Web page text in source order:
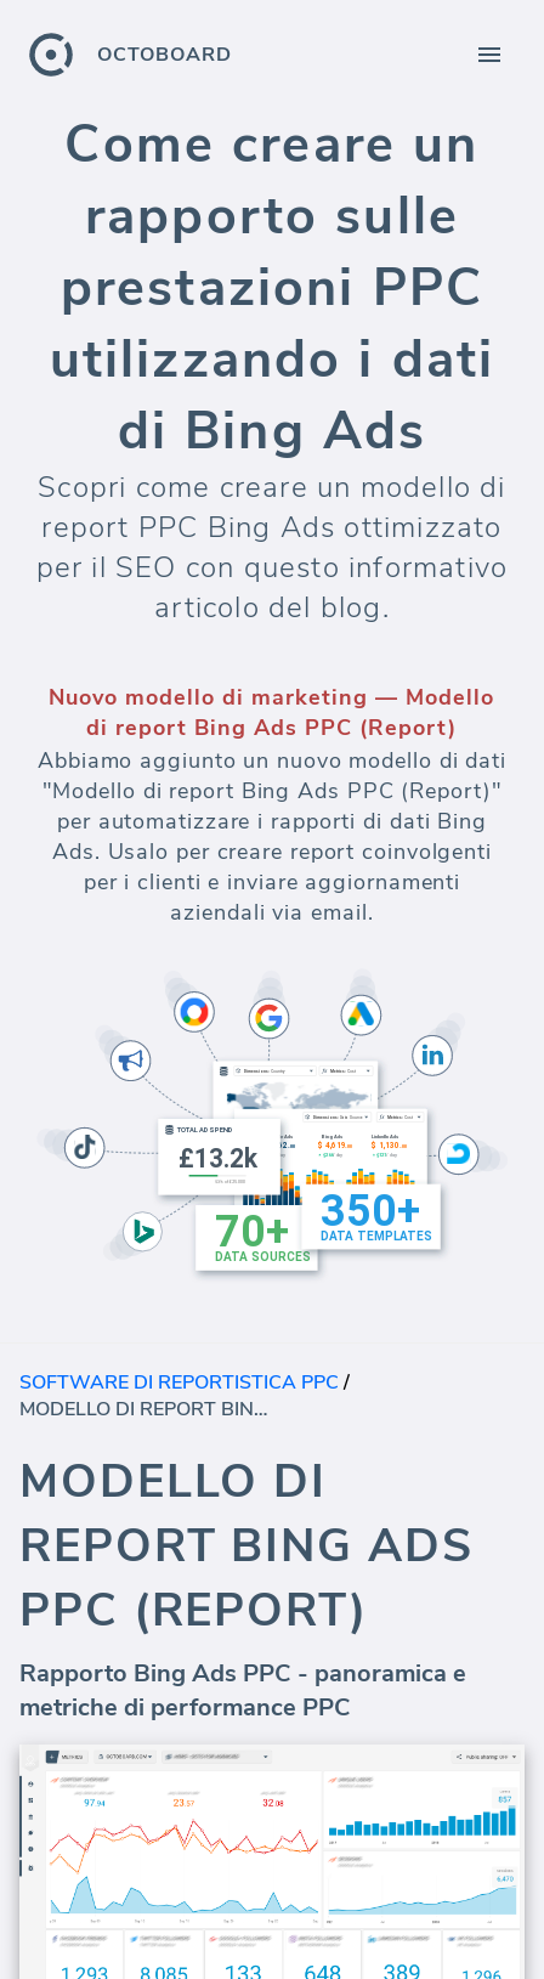
OCTOBOARD
Come creare un
rapporto sulle
prestazioni PPC
utilizzando i dati
di Bing Ads
Scopri come creare un modello di
report PPC Bing Ads ottimizzato
per il SEO con questo informativo
articolo del blog.
Nuovo modello di marketing — Modello
di report Bing Ads PPC (Report)
Abbiamo aggiunto un nuovo modello di dati
"Modello di report Bing Ads PPC (Report)"
per automatizzare i rapporti di dati Bing
Ads. Usalo per creare report coinvolgenti
per i clienti e inviare aggiornamenti
aziendali via email.
SOFTWARE DI REPORTISTICA PPC/
MODELLO DI REPORT BING ADS PPC (REPORT)
MODELLO DI
REPORT BING ADS
PPC (REPORT)
Rapporto Bing Ads PPC - panoramica e
metriche di performance PPC